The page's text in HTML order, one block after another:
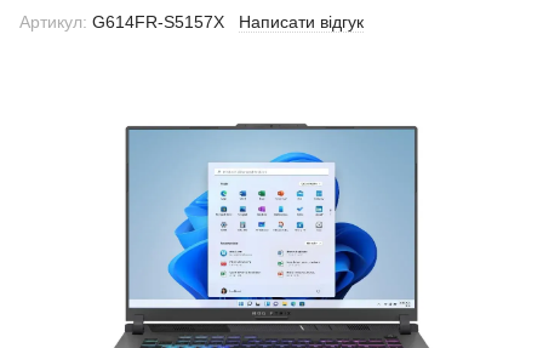
Артикул: G614FR-S5157X Написати відгук